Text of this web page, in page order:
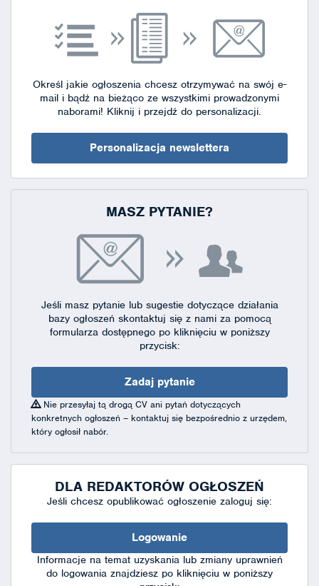
Określ jakie ogłoszenia chcesz otrzymywać na swój e-
mail i bądź na bieżąco ze wszystkimi prowadzonymi
naborami! Kliknij i przejdź do personalizacji.
Personalizacja newslettera
MASZ PYTANIE?
Jeśli masz pytanie lub sugestie dotyczące działania
bazy ogłoszeń skontaktuj się z nami za pomocą
formularza dostępnegopo kliknięciu w poniższy
przycisk:
Zadaj pytanie
Nie przesyłaj tą drogą CV ani pytań dotyczących
konkretnych ogłoszeń – kontaktuj się bezpośrednio z urzędem,
który ogłosił nabór.
DLA REDAKTORÓW OGŁOSZEŃ
Jeśli chcesz opublikować ogłoszenie zaloguj się:
Logowanie
Informacje na temat uzyskania lub zmiany uprawnień
do logowania znajdziesz po kliknięciu w poniższy